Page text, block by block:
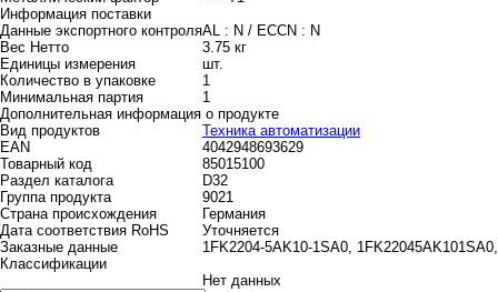
Информация поставки
Данные экспортного контроляAL : N / ECCN : N
Вес Нетто
3.75 кг
Единицы измерения
шт.
Количество в упаковке
1
Минимальная партия
1
Дополнительная информация о продукте
Вид продуктов
Техника автоматизации
EAN
4042948693629
Товарный код
85015100
Раздел каталога
D32
Группа продукта
9021
Страна происхождения
Германия
Дата соответствия RoHS
Уточняется
Заказные данные
1FK2204-5AK10-1SA0,
Классификации
Нет данных